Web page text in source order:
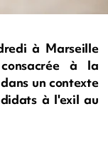
à Marseille
à la
un contexte
à l'exil au